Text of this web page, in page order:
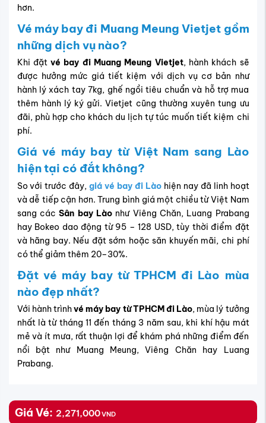
hơn.
Vé máy bay đi Muang Meung Vietjet gồm
những dịch vụ nào?
Khi đặtvé bay đi Muang Meung Vietjet, hành khách sẽ
được hưởng mức giá tiết kiệm với dịch vụ cơ bản như
hành lý xách tay 7kg, ghế ngồi tiêu chuẩn và hỗ trợ mua
thêm hành lý ký gửi. Vietjet cũng thường xuyên tung ưu
đãi, phù hợp cho khách du lịch tự túc muốn tiết kiệm chi
phí.
Giá vé máy bay từ Việt Nam sang Lào
hiện tại có đắt không?
So với trước đây,giá vé bay đi Làohiện nay đã linh hoạt
và dễ tiếp cận hơn. Trung bình giá một chiều từ Việt Nam
sang cácSân bay Làonhư Viêng Chăn, Luang Prabang
hay Bokeo dao động từ 95 – 128 USD, tùy thời điểm đặt
và hãng bay. Nếu đặt sớm hoặc săn khuyến mãi, chi phí
có thể giảm thêm 20–30%.
Đặt vé máy bay từ TPHCM đi Lào mùa
nào đẹp nhất?
Với hành trìnhvé máy bay từ TPHCM đi Lào, mùa lý tưởng
nhất là từ tháng 11 đến tháng 3 năm sau, khi khí hậu mát
mẻ và ít mưa, rất thuận lợi để khám phá những điểm đến
nổi bật như Muang Meung, Viêng Chăn hay Luang
Prabang.
Giá Vé: 2,271,000VND